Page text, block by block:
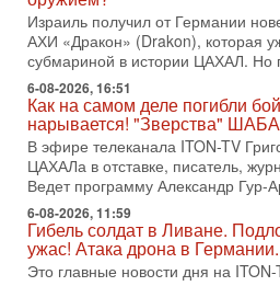
оставили больше вопросов, чем
31-07-2026, 15:18
Иран готовит покушение на
хочет эскалации, но КСИР
В эфире телеканала ITON-TV
по вопросам безопасности,
Международного управления
31-07-2026, 09:02
Битва за разоружение
31/07/2026
Сегодня президент США Дональд
достижении исторического
разоружении ХАМАСа и других
Израиль получил от Германии
АХИ «Дракон» (Drakon), которая
субмариной в истории ЦАХАЛ. Но
6-08-2026, 16:51
Как на самом деле погибли
нарывается! "Зверства"
В эфире телеканала ITON-TV
ЦАХАЛа в отставке, писатель,
Ведет программу Александр Гур-
6-08-2026, 11:59
Гибель солдат в Ливане.
ужас! Атака дрона в
Это главные новости дня на ITON-